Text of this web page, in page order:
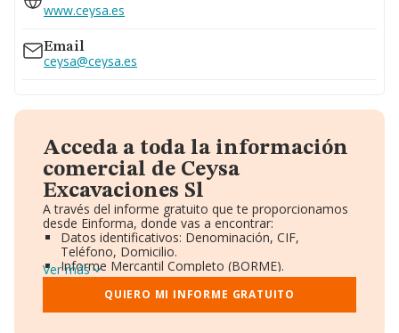
www.ceysa.es
Email
ceysa@ceysa.es
Acceda a toda la información
comercial de Ceysa
Excavaciones Sl
A través del informe gratuito que te proporcionamos
desde Einforma, donde vas a encontrar:
Datos identificativos: Denominación, CIF,
Teléfono, Domicilio.
Informe Mercantil Completo (BORME).
Gráficos de Evolución Ventas y Empleados.
Consejo de Administración y Administradores.
Directivos y Ejecutivos.
Ver más
QUIERO MI INFORME GRATUITO